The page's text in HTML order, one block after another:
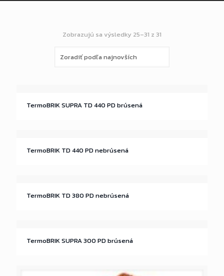
Zobrazujú sa výsledky 25–31 z 31
TermoBRIK SUPRA TD 440 PD brúsená
TermoBRIK TD 440 PD nebrúsená
TermoBRIK TD 380 PD nebrúsená
TermoBRIK SUPRA 300 PD brúsená